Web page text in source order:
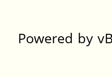
Powered by